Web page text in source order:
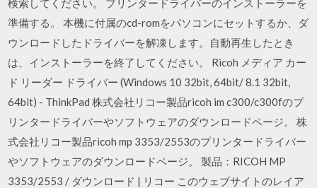
準備する。 本機に付属のcd-romをパソコンにセットするか、ダ
ウンロードしたドライバーを解凍します。自動再生したとき
は、インストーラーを終了してください。 Ricoh メディア カー
ド リーダー ドライバー (Windows 10 32bit, 64bit/ 8.1 32bit,
64bit) - ThinkPad 株式会社リコー製品ricoh im c300/c300fのプ
リンタードライバーやソフトウェアのダウンロードページ。 株
式会社リコー製品ricoh mp 3353/2553のプリンタードライバー
やソフトウェアのダウンロードページ。 製品：RICOH MP
3353/2553 / ダウンロード | リコー このウェブサイトのレイア